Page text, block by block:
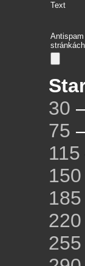
Text
30
75
115
150
185
220
255